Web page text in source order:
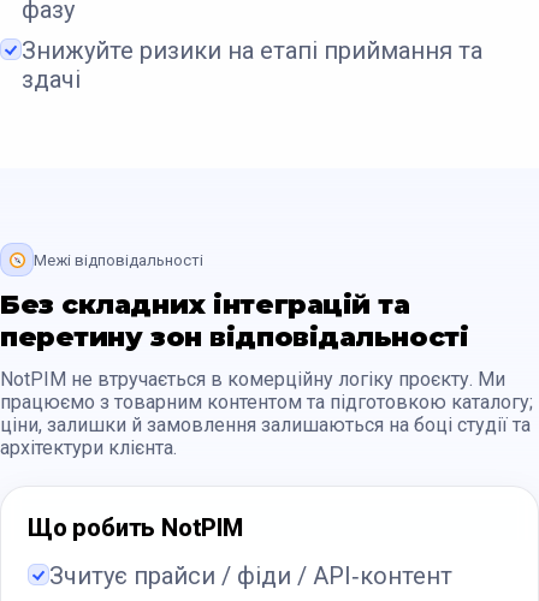
фазу
Знижуйте ризики на етапі приймання та
здачі
Межі відповідальності
Без складних інтеграцій та
перетину зон відповідальності
NotPIM не втручається в комерційну логіку проєкту. Ми
працюємо з товарним контентом та підготовкою каталогу;
ціни, залишки й замовлення залишаються на боці студії та
архітектури клієнта.
Що робить NotPIM
Зчитує прайси / фіди / API‑контент